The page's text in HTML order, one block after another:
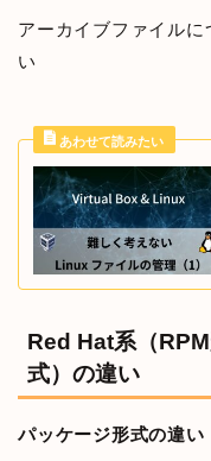
アーカイブファイル
い
Red Hat系（
式）の違い
パッケージ形式の違い